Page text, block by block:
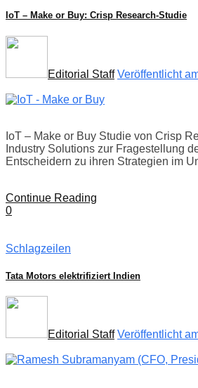
IoT – Make or Buy: Crisp Research-Studie
Editorial Staff Veröffentlicht
IoT – Make or Buy Studie von Crisp
Industry Solutions zur Fragestellung
Entscheidern zu ihren Strategien im
Continue Reading
0
Schlagzeilen
Tata Motors elektrifiziert Indien
Editorial Staff Veröffentlicht